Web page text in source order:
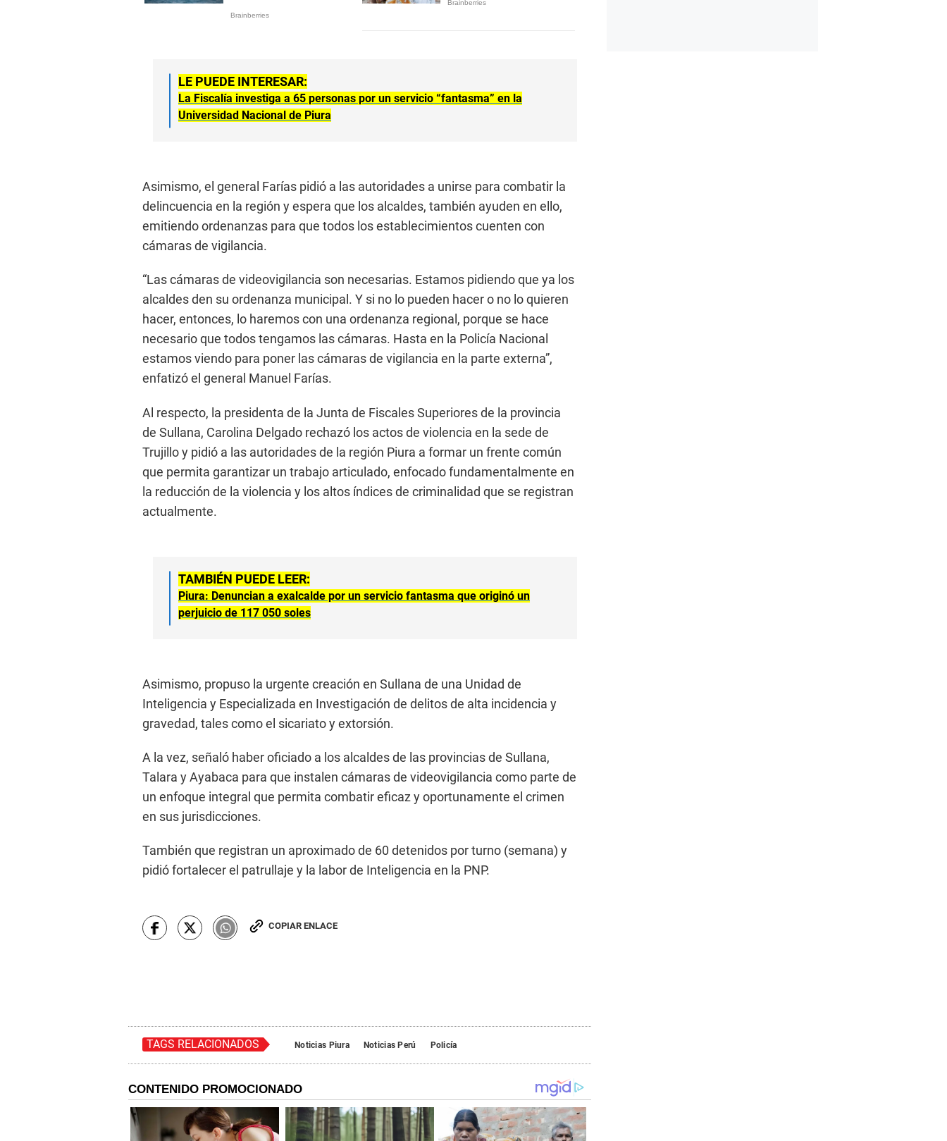
LE PUEDE INTERESAR:
La Fiscalía investiga a 65 personas por un servicio “fantasma” en la
Universidad Nacional de Piura
Asimismo, el general Farías pidió a las autoridades a unirse para combatir la
delincuencia en la región y espera que los alcaldes, también ayuden en ello,
emitiendo ordenanzas para que todos los establecimientos cuenten con
cámaras de vigilancia.
“Las cámaras de videovigilancia son necesarias. Estamos pidiendo que ya los
alcaldes den su ordenanza municipal. Y si no lo pueden hacer o no lo quieren
hacer, entonces, lo haremos con una ordenanza regional, porque se hace
necesario que todos tengamos las cámaras. Hasta en la Policía Nacional
estamos viendo para poner las cámaras de vigilancia en la parte externa”,
enfatizó el general Manuel Farías.
Al respecto, la presidenta de la Junta de Fiscales Superiores de la provincia
de Sullana, Carolina Delgado rechazó los actos de violencia en la sede de
Trujillo y pidió a las autoridades de la región Piura a formar un frente común
que permita garantizar un trabajo articulado, enfocado fundamentalmente en
la reducción de la violencia y los altos índices de criminalidad que se registran
actualmente.
TAMBIÉN PUEDE LEER:
Piura: Denuncian a exalcalde por un servicio fantasma que originó un
perjuicio de 117 050 soles
Asimismo, propuso la urgente creación en Sullana de una Unidad de
Inteligencia y Especializada en Investigación de delitos de alta incidencia y
gravedad, tales como el sicariato y extorsión.
A la vez, señaló haber oficiado a los alcaldes de las provincias de Sullana,
Talara y Ayabaca para que instalen cámaras de videovigilancia como parte de
un enfoque integral que permita combatir eficaz y oportunamente el crimen
en sus jurisdicciones.
También que registran un aproximado de 60 detenidos por turno (semana) y
pidió fortalecer el patrullaje y la labor de Inteligencia en la PNP.
COPIAR ENLACE
TAGS RELACIONADOS Noticias Piura Noticias Perú Policía